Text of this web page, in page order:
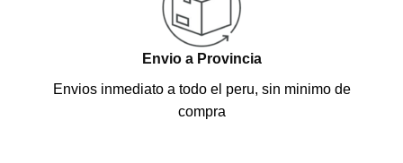
Envio a Provincia
Envios inmediato a todo el peru, sin minimo de
compra